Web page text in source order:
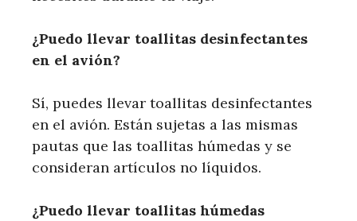
¿Puedo llevar toallitas desinfectantes
en el avión?
Sí, puedes llevar toallitas desinfectantes
en el avión. Están sujetas a las mismas
pautas que las toallitas húmedas y se
consideran artículos no líquidos.
¿Puedo llevar toallitas húmedas